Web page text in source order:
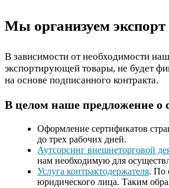
Мы организуем
В зависимости от необходимости
экспортирующей товары, не будет
на основе подписанного контракта.
В целом наше предложение о
Оформление сертификатов
до трех рабочих дней.
Аутсорсинг внешнеторговой
нам необходимую для
Услуга контрактодержателя. По
юридического лица. Таким